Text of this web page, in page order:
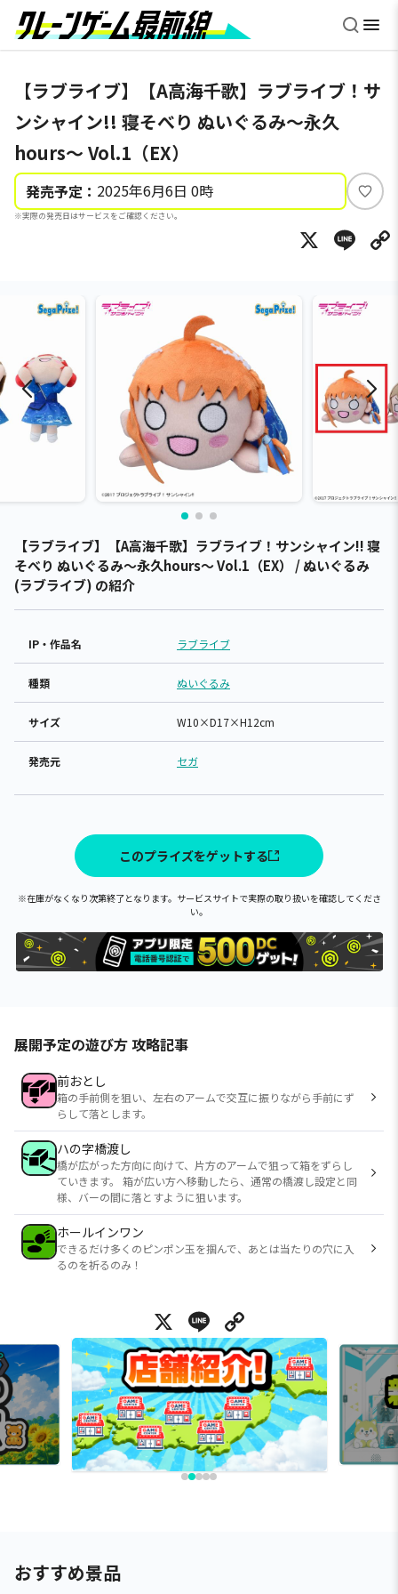
【ラブライブ】【A高海千歌】ラブライブ！サ
ンシャイン!! 寝そべり ぬいぐるみ～永久
hours～ Vol.1（EX）
発売予定： 2025年6月6日 0時
※実際の発売日はサービスをご確認ください。
い
ね
X
【ラブライブ】【A高海千歌】ラブライブ！サンシャイン!! 寝
そべり ぬいぐるみ～永久hours～ Vol.1（EX） / ぬいぐるみ
(ラブライブ) の紹介
IP・作品名 ラブライブ
種類 ぬいぐるみ
サイズ W10×D17×H12cm
発売元 セガ
このプライズをゲットする
※在庫がなくなり次第終了となります。サービスサイトで実際の取り扱いを確認してくださ
い。
展開予定の遊び方 攻略記事
前おとし
箱の手前側を狙い、左右のアームで交互に振りながら手前にず
らして落とします。
ハの字橋渡し
橋が広がった方向に向けて、片方のアームで狙って箱をずらし
ていきます。 箱が広い方へ移動したら、通常の橋渡し設定と同
様、バーの間に落とすように狙います。
ホールインワン
できるだけ多くのピンポン玉を掴んで、あとは当たりの穴に入
るのを祈るのみ！
X Line
おすすめ景品